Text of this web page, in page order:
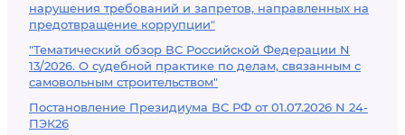
нарушения требований и запретов, направленных на
предотвращение коррупции"
"Тематический обзор ВС Российской Федерации N
13/2026. О судебной практике по делам, связанным с
самовольным строительством"
Постановление Президиума ВС РФ от 01.07.2026 N 24-
ПЭК26